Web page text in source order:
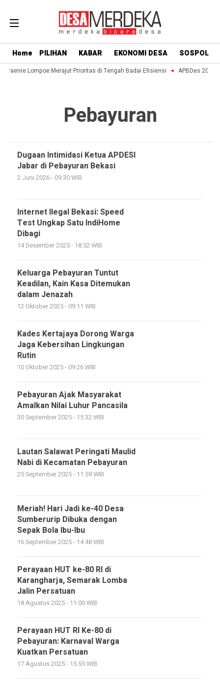
Home PILIHAN KABAR EKONOMI DESA SOSPOL
Paenre Lompoe Merajut Prioritas di Tengah Badai Efisiensi APBDes 2027:
Pebayuran
Dugaan Intimidasi Ketua APDESI
Jabar di Pebayuran Bekasi
2 Juni 2026 - 09:30 WIB
Internet Ilegal Bekasi: Speed
Test Ungkap Satu IndiHome
Dibagi
14 Desember 2025 - 18:52 WIB
Keluarga Pebayuran Tuntut
Keadilan, Kain Kasa Ditemukan
dalam Jenazah
12 Oktober 2025 - 09:11 WIB
Kades Kertajaya Dorong Warga
Jaga Kebersihan Lingkungan
Rutin
10 Oktober 2025 - 09:26 WIB
Pebayuran Ajak Masyarakat
Amalkan Nilai Luhur Pancasila
30 September 2025 - 15:32 WIB
Lautan Salawat Peringati Maulid
Nabi di Kecamatan Pebayuran
25 September 2025 - 11:59 WIB
Meriah! Hari Jadi ke-40 Desa
Sumberurip Dibuka dengan
Sepak Bola Ibu-Ibu
16 September 2025 - 14:48 WIB
Perayaan HUT ke-80 RI di
Karangharja, Semarak Lomba
Jalin Persatuan
18 Agustus 2025 - 11:00 WIB
Perayaan HUT RI Ke-80 di
Pebayuran: Karnaval Warga
Kuatkan Persatuan
17 Agustus 2025 - 15:55 WIB